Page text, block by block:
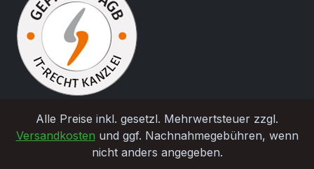
Alle Preise inkl. gesetzl. Mehrwertsteuer zzgl.
Versandkosten und ggf. Nachnahmegebühren, wenn
nicht anders angegeben.